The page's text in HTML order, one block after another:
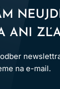
ANI
na e-mail.